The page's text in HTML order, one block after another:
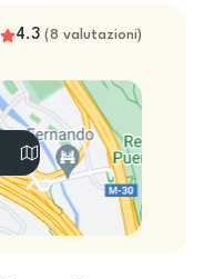
4.3 (8 valutazioni)